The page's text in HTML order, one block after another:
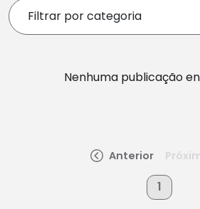
Nenhuma publicação
Anterior
1